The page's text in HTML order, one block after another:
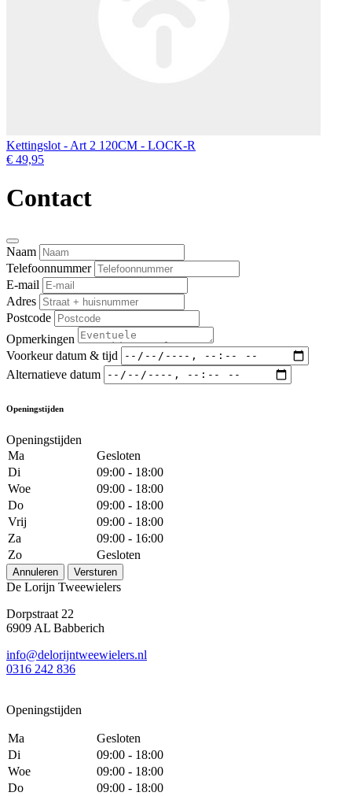
Kettingslot - Art 2 120CM - LOCK-R
€ 49,95
Contact
Naam
Telefoonnummer
E-mail
Adres
Postcode
Opmerkingen
Voorkeur datum & tijd
Alternatieve datum
Openingstijden
Openingstijden
Ma
Gesloten
Di
09:00 - 18:00
Woe
09:00 - 18:00
Do
09:00 - 18:00
Vrij
09:00 - 18:00
Za
09:00 - 16:00
Zo
Gesloten
Annuleren Versturen
De Lorijn Tweewielers
Dorpstraat 22
6909 AL Babberich
info@delorijntweewielers.nl
0316 242 836
Openingstijden
Ma
Gesloten
Di
09:00 - 18:00
Woe
09:00 - 18:00
Do
09:00 - 18:00